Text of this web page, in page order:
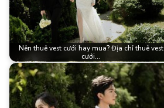
Nên thuê vest cưới hay mua? Địa chỉ thuê vest
cưới…